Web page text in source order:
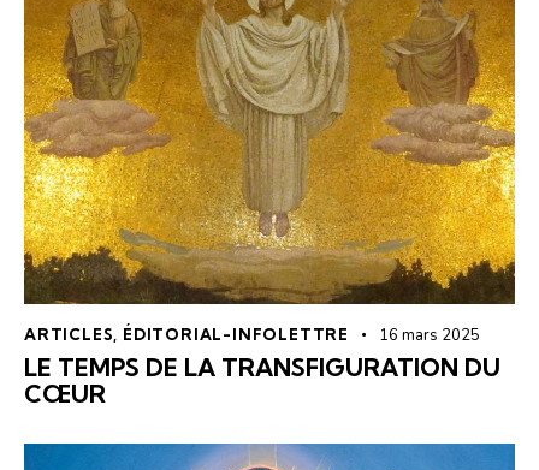
ARTICLES, ÉDITORIAL-INFOLETTRE 16 mars 2025
LE TEMPS DE LA TRANSFIGURATION DU
CŒUR